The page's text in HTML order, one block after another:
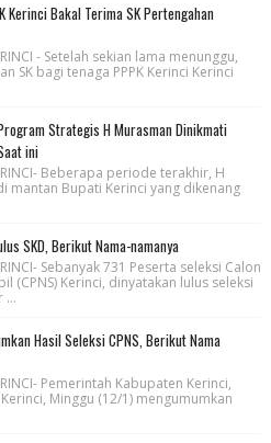
Kerinci Bakal Terima SK Pertengahan
- Setelah sekian lama menunggu,
SK bagi tenaga PPPK Kerinci Kerinci
Strategis H Murasman Dinikmati
ini
Beberapa periode terakhir, H
mantan Bupati Kerinci yang dikenang
SKD, Berikut Nama-namanya
Sebanyak 731 Peserta seleksi Calon
(CPNS) Kerinci, dinyatakan lulus seleksi
...
Hasil Seleksi CPNS, Berikut Nama
Pemerintah Kabupaten Kerinci,
Minggu (12/1) mengumumkan